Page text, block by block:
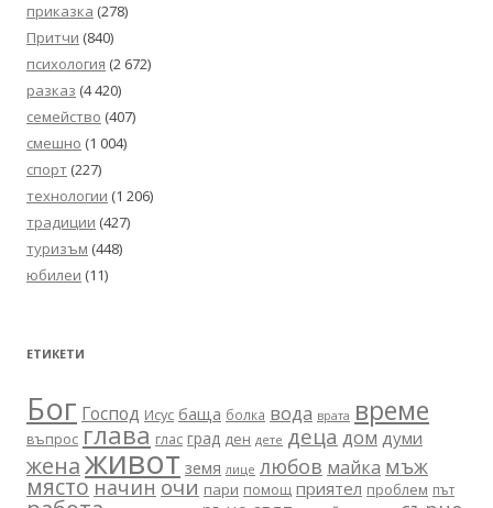
приказка (278)
Притчи (840)
психология (2 672)
разказ (4 420)
семейство (407)
смешно (1 004)
спорт (227)
технологии (1 206)
традиции (427)
туризъм (448)
юбилеи (11)
ЕТИКЕТИ
Бог Господ Исус баща болка вода врата време
въпрос глава глас град ден дете деца дом думи
женаживот земя лице любов майка мъж
мястоначиночи пари помощ приятел проблем път